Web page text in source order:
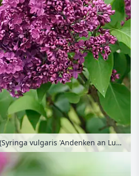
Gewöhnlicher Flieder (Syringa vulgaris 'Andenken an Ludwig Späth')